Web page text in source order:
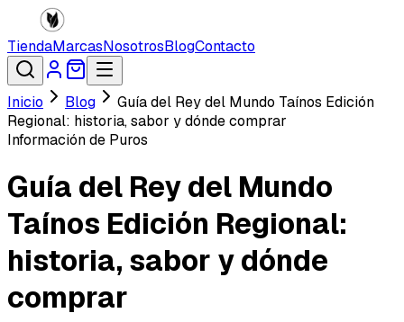
TiendaMarcasNosotrosBlogContacto
Inicio Blog
Guía del Rey del Mundo Taínos Edición
Regional: historia, sabor y dónde comprar
Información de Puros
Guía del Rey del Mundo
Taínos Edición Regional:
historia, sabor y dónde
comprar